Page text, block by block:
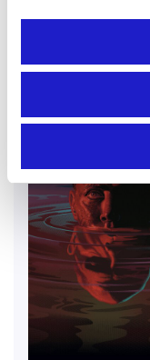
Více o filmu